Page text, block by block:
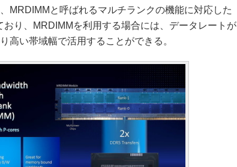
MRDIMMと呼ばれるマルチランクの機能に対応した
おり、MRDIMMを利用する場合には、データレートが
高い帯域幅で活用することができる。